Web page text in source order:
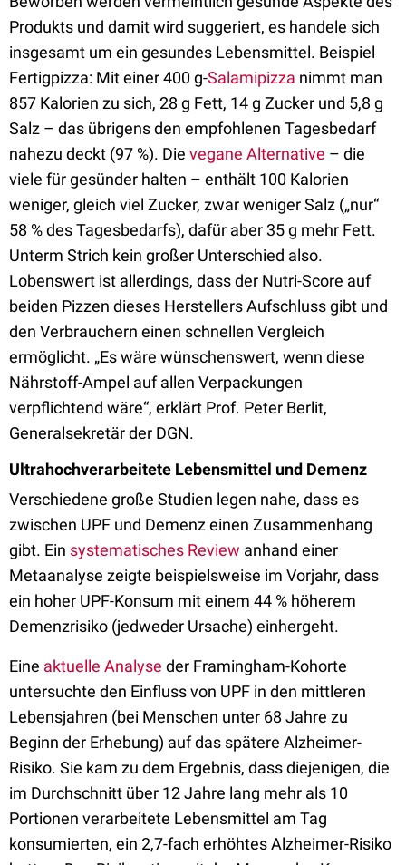
Produkts und damit wird suggeriert, es handele sich
insgesamt um ein gesundes Lebensmittel. Beispiel
Fertigpizza: Mit einer 400 g-Salamipizza nimmt man
857 Kalorien zu sich, 28 g Fett, 14 g Zucker und 5,8 g
Salz – das übrigens den empfohlenen Tagesbedarf
nahezu deckt (97 %). Die vegane Alternative – die
viele für gesünder halten – enthält 100 Kalorien
weniger, gleich viel Zucker, zwar weniger Salz („nur“
58 % des Tagesbedarfs), dafür aber 35 g mehr Fett.
Unterm Strich kein großer Unterschied also.
Lobenswert ist allerdings, dass der Nutri-Score auf
beiden Pizzen dieses Herstellers Aufschluss gibt und
den Verbrauchern einen schnellen Vergleich
ermöglicht. „Es wäre wünschenswert, wenn diese
Nährstoff-Ampel auf allen Verpackungen
verpflichtend wäre“, erklärt Prof. Peter Berlit,
Generalsekretär der DGN.
Ultrahochverarbeitete Lebensmittel und Demenz
Verschiedene große Studien legen nahe, dass es
zwischen UPF und Demenz einen Zusammenhang
gibt. Ein systematisches Review anhand einer
Metaanalyse zeigte beispielsweise im Vorjahr, dass
ein hoher UPF-Konsum mit einem 44 % höherem
Demenzrisiko (jedweder Ursache) einhergeht.
Eine aktuelle Analyse der Framingham-Kohorte
untersuchte den Einfluss von UPF in den mittleren
Lebensjahren (bei Menschen unter 68 Jahre zu
Beginn der Erhebung) auf das spätere Alzheimer-
Risiko. Sie kam zu dem Ergebnis, dass diejenigen, die
im Durchschnitt über 12 Jahre lang mehr als 10
Portionen verarbeitete Lebensmittel am Tag
konsumierten, ein 2,7-fach erhöhtes Alzheimer-Risiko